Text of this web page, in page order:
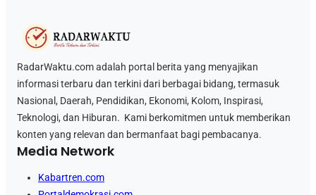
RadarWaktu.com adalah portal berita yang menyajikan
informasi terbaru dan terkini dari berbagai bidang, termasuk
Nasional, Daerah, Pendidikan, Ekonomi, Kolom, Inspirasi,
Teknologi, dan Hiburan. Kami berkomitmen untuk memberikan
konten yang relevan dan bermanfaat bagi pembacanya.
Media Network
Kabartren.com